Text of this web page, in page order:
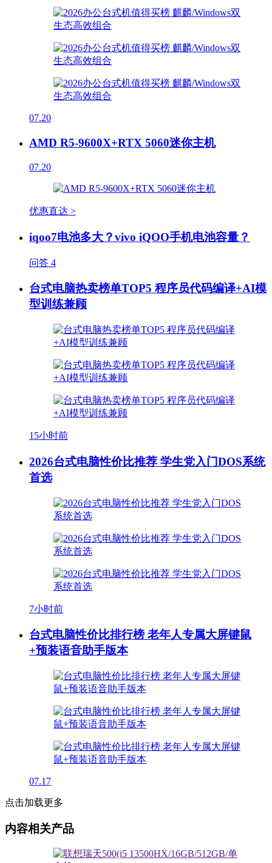
07.20
AMD R5-9600X+RTX 5060迷你主机
07.20
优惠直达 >
iqoo7电池多大？vivo iQOO手机电池容量？
问答 4
台式电脑热卖榜单TOP5 程序员代码编译+AI模
型训练兼顾
15小时前
2026台式电脑性价比推荐 学生党入门DOS系统
首选
7小时前
台式电脑性价比排行榜 老年人专属大屏键鼠
+预装语音助手版本
07.17
点击加载更多
内容相关产品